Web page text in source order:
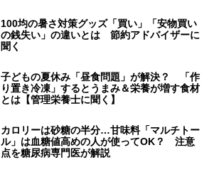
100均の暑さ対策グッズ「買い」「安物買い
の銭失い」の違いとは 節約アドバイザーに
聞く
子どもの夏休み「昼食問題」が解決？ 「作
り置き冷凍」するとうまみ＆栄養が増す食材
とは【管理栄養士に聞く】
カロリーは砂糖の半分…甘味料「マルチトー
ル」は血糖値高めの人が使ってOK？ 注意
点を糖尿病専門医が解説